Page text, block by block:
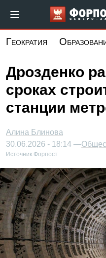
основному
Геократия
Дрозденко
сроках
станции
Алина Блинова
30.06.2026 - 18:14 —
Источник:Форпост